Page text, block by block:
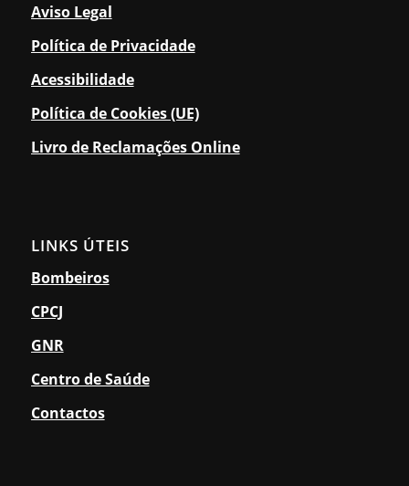
Aviso Legal
Política de Privacidade
Acessibilidade
Política de Cookies (UE)
Livro de Reclamações Online
LINKS ÚTEIS
Bombeiros
CPCJ
GNR
Centro de Saúde
Contactos